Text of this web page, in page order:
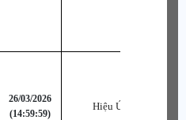
26/03/2026
(14:59:59)
Hiệu Ứng Đặc Biệt 2